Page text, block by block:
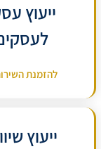
ייעוץ
להזמנת
ייעוץ